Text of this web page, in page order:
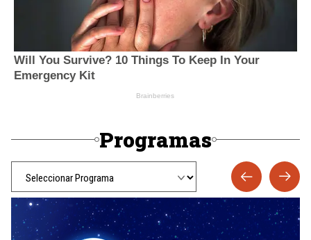
Programas